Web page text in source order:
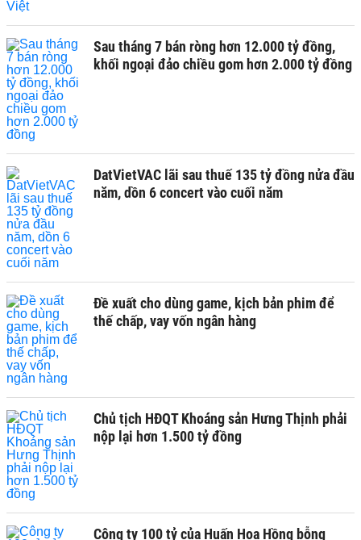
Sau tháng 7 bán ròng hơn 12.000 tỷ đồng,
khối ngoại đảo chiều gom hơn 2.000 tỷ đồng
DatVietVAC lãi sau thuế 135 tỷ đồng nửa đầu
năm, dồn 6 concert vào cuối năm
Đề xuất cho dùng game, kịch bản phim để
thế chấp, vay vốn ngân hàng
Chủ tịch HĐQT Khoáng sản Hưng Thịnh phải
nộp lại hơn 1.500 tỷ đồng
Công ty 100 tỷ của Huấn Hoa Hồng bỗng